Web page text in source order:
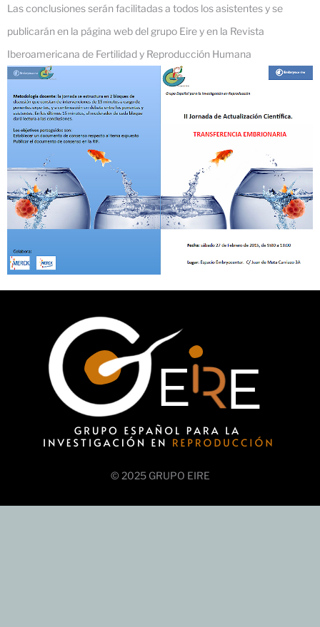
Las conclusiones serán facilitadas a todos los asistentes y se
publicarán en la página web del grupo Eire y en la Revista
Iberoamericana de Fertilidad y Reproducción Humana
© 2025 GRUPO EIRE